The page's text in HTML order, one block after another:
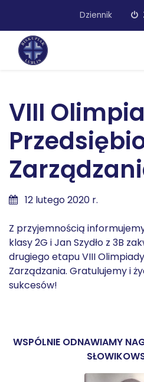
Dziennik
VIII
12 lutego 2020 r.
Z przyjemnością
klasy 2G i Jan Szydło z 3B
drugiego etapu VIII
Zarządzania. Gratulujemy i
sukcesów!
WSPÓLNIE ODNAWIAMY